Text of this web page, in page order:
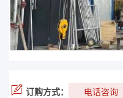
订购方式： 电话咨询